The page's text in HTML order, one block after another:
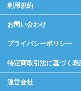
利用規約
お問い合わせ
プライバシーポリシー
特定商取引法に基づく表
運営会社